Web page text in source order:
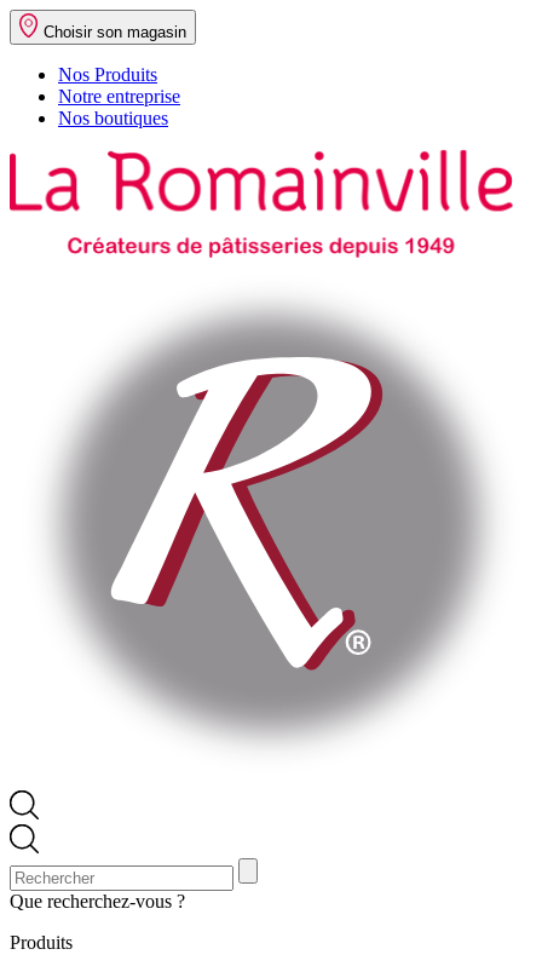
Choisir son magasin
Nos Produits
Notre entreprise
Nos boutiques
Que recherchez-vous ?
Produits